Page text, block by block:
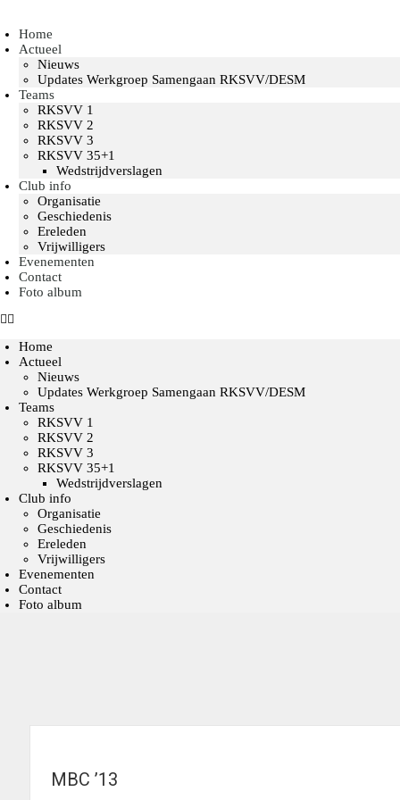
Home
Actueel
Nieuws
Updates Werkgroep Samengaan RKSVV/DESM
Teams
RKSVV 1
RKSVV 2
RKSVV 3
RKSVV 35+1
Wedstrijdverslagen
Club info
Organisatie
Geschiedenis
Ereleden
Vrijwilligers
Evenementen
Contact
Foto album
Home
Actueel
Nieuws
Updates Werkgroep Samengaan RKSVV/DESM
Teams
RKSVV 1
RKSVV 2
RKSVV 3
RKSVV 35+1
Wedstrijdverslagen
Club info
Organisatie
Geschiedenis
Ereleden
Vrijwilligers
Evenementen
Contact
Foto album
MBC ’13